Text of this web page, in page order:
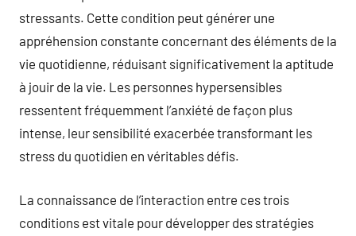
stressants. Cette condition peut générer une
appréhension constante concernant des éléments de la
vie quotidienne, réduisant significativement la aptitude
à jouir de la vie. Les personnes hypersensibles
ressentent fréquemment l’anxiété de façon plus
intense, leur sensibilité exacerbée transformant les
stress du quotidien en véritables défis.
La connaissance de l’interaction entre ces trois
conditions est vitale pour développer des stratégies